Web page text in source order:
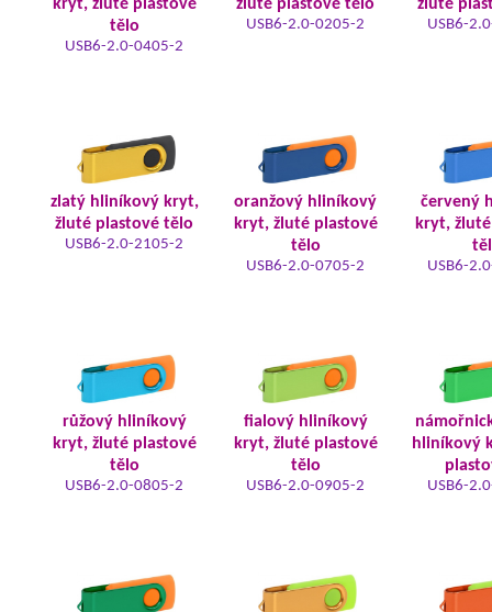
kryt, žluté plastové
tělo
USB6-2.0-0405-2
žluté plastové tělo
USB6-2.0-0205-2
žluté
USB6-
zlatý hliníkový kryt,
žluté plastové tělo
USB6-2.0-2105-2
oranžový hliníkový
kryt, žluté plastové
tělo
USB6-2.0-0705-2
červený
kryt,
USB6-
růžový hliníkový
kryt, žluté plastové
tělo
USB6-2.0-0805-2
fialový hliníkový
kryt, žluté plastové
tělo
USB6-2.0-0905-2
hliníkový
USB6-